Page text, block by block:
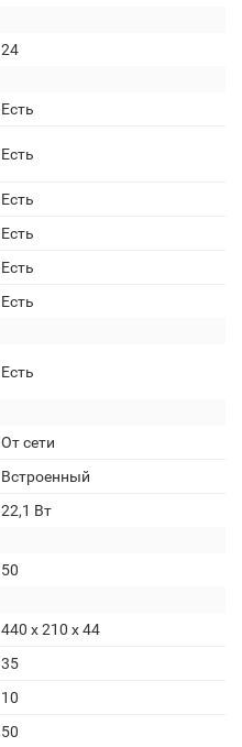
24
Есть
Есть
Есть
Есть
Есть
Есть
Есть
От сети
Встроенный
22,1 Вт
50
440 x 210 x 44
35
10
50